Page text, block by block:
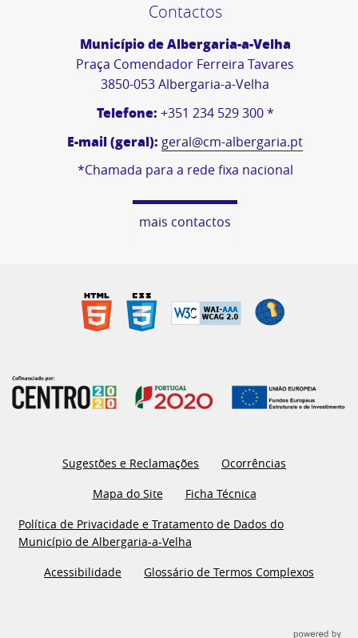
Contactos
Município de Albergaria-a-Velha
Praça Comendador Ferreira Tavares
3850-053 Albergaria-a-Velha
Telefone: +351 234 529 300 *
E-mail (geral): geral@cm-albergaria.pt
*Chamada para a rede fixa nacional
mais contactos
Sugestões e Reclamações
Ocorrências
Mapa do Site
Ficha Técnica
Política de Privacidade e Tratamento de Dados do
Município de Albergaria-a-Velha
Acessibilidade
Glossário de Termos Complexos